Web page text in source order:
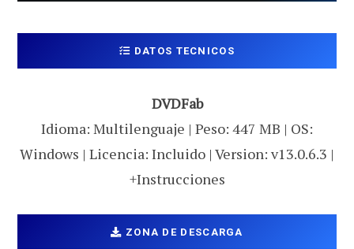
DATOS TECNICOS
DVDFab
Idioma: Multilenguaje | Peso: 447 MB | OS:
Windows | Licencia: Incluido | Version: v13.0.6.3 |
+Instrucciones
ZONA DE DESCARGA